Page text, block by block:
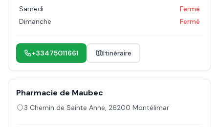
Samedi
Fermé
Dimanche
Fermé
+33475011661 Itinéraire
Pharmacie de Maubec
3 Chemin de Sainte Anne, 26200 Montélimar